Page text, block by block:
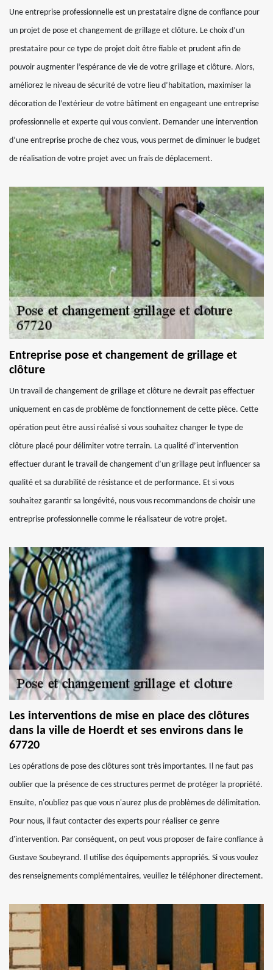
Une entreprise professionnelle est un prestataire digne de confiance pour
un projet de pose et changement de grillage et clôture. Le choix d’un
prestataire pour ce type de projet doit être fiable et prudent afin de
pouvoir augmenter l’espérance de vie de votre grillage et clôture. Alors,
améliorez le niveau de sécurité de votre lieu d’habitation, maximiser la
décoration de l’extérieur de votre bâtiment en engageant une entreprise
professionnelle et experte qui vous convient. Demander une intervention
d’une entreprise proche de chez vous, vous permet de diminuer le budget
de réalisation de votre projet avec un frais de déplacement.
Entreprise pose et changement de grillage et
clôture
Un travail de changement de grillage et clôture ne devrait pas effectuer
uniquement en cas de problème de fonctionnement de cette pièce. Cette
opération peut être aussi réalisé si vous souhaitez changer le type de
clôture placé pour délimiter votre terrain. La qualité d’intervention
effectuer durant le travail de changement d’un grillage peut influencer sa
qualité et sa durabilité de résistance et de performance. Et si vous
souhaitez garantir sa longévité, nous vous recommandons de choisir une
entreprise professionnelle comme le réalisateur de votre projet.
Les interventions de mise en place des clôtures
dans la ville de Hoerdt et ses environs dans le
67720
Les opérations de pose des clôtures sont très importantes. Il ne faut pas
oublier que la présence de ces structures permet de protéger la propriété.
Ensuite, n'oubliez pas que vous n'aurez plus de problèmes de délimitation.
Pour nous, il faut contacter des experts pour réaliser ce genre
d'intervention. Par conséquent, on peut vous proposer de faire confiance à
Gustave Soubeyrand. Il utilise des équipements appropriés. Si vous voulez
des renseignements complémentaires, veuillez le téléphoner directement.